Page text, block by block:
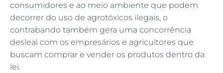
consumidores e ao meio ambiente que podem
decorrer do uso de agrotóxicos ilegais, o
contrabando também gera uma concorrência
desleal com os empresários e agricultores que
buscam comprar e vender os produtos dentro da
lei.